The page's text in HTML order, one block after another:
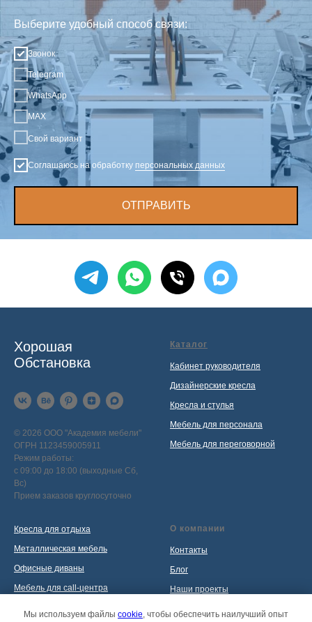
Выберите удобный способ связи:
Звонок
Telegram
WhatsApp
MAX
Свой вариант
Соглашаюсь на обработку персональных данных
ОТПРАВИТЬ
Мы используем файлы cookie, чтобы обеспечить наилучший опыт
Хорошая
Обстановка
© 2026 ООО "Академия мебели"
ОГРН 1123459005911
Режим работы:
с 09:00 до 18:00 (выходные Сб,
Вс)
Прием заказов круглосуточно
Каталог
Кабинет руководителя
Дизайнерские кресла
Кресла и стулья
Мебель для персонала
Мебель для переговорной
Кресла для отдыха
Металлическая мебель
Офисные диваны
Мебель для call-центра
О компании
Контакты
Блог
Наши проекты
Политика обработки